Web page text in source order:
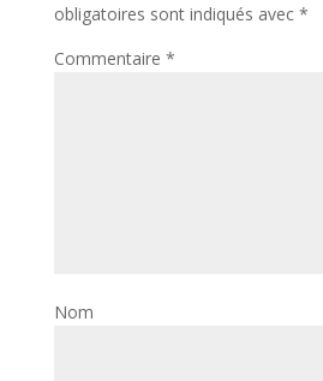
obligatoires sont indiqués avec *
Commentaire *
Nom